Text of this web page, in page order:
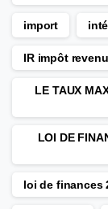
import
IR impôt revenu
LE TAUX
LOI DE
loi de finances